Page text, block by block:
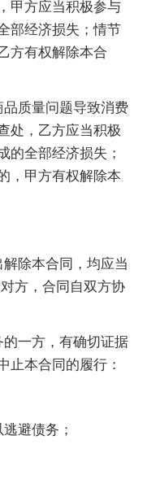
甲方应当积极参与
部经济损失；情节
方有权解除本合
质量问题导致消费
处，乙方应当积极
的全部经济损失；
，甲方有权解除本
除本合同，均应当
方，合同自双方协
一方，有确切证据
止本合同的履行：
避债务；